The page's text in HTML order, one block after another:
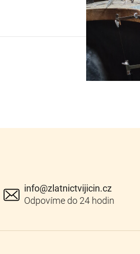
info@zlatnictvijicin.cz